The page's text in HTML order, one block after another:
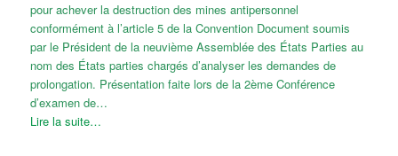
pour achever la destruction des mines antipersonnel
conformément à l’article 5 de la Convention Document soumis
par le Président de la neuvième Assemblée des États Parties au
nom des États parties chargés d’analyser les demandes de
prolongation. Présentation faite lors de la 2ème Conférence
d’examen de…
Lire la suite…